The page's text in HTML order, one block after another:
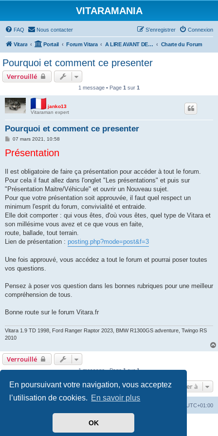
En poursuivant votre navigation, vous acceptez
l’utilisation de cookies. En savoir plus
OK
VITARAMANIA
FAQ Nous contacter Connexion
S’enregistrer
Vitara Portail Forum Vitara A LIRE AVANT DE POSTER Charte du Forum
Pourquoi et comment ce presenter
Verrouillé
1 message • Page 1 sur 1
janko13
Vitaraman expert
Pourquoi et comment ce presenter
M
s
s
e
07 mars 2021, 10:58
Présentation
Il est obligatoire de faire ça présentation pour accéder à tout le forum.
Pour cela il faut allez dans l'onglet "Les présentations" et puis sur
"Présentation Maitre/Véhicule" et ouvrir un Nouveau sujet.
Pour que votre présentation soit approuvée, il faut quel respect un
minimum l'esprit du forum, convivialité et entraide.
Elle doit comporter : qui vous êtes, d'où vous êtes, quel type de Vitara et
son millésime vous avez et ce que vous en faite,
route, ballade, tout terrain.
Lien de présentation : posting.php?mode=post&f=3
Une fois approuvé, vous accédez a tout le forum et pourrai poser toutes
vos questions.
Pensez à poser vos question dans les bonnes rubriques pour une meilleur
compréhension de tous.
Bonne route sur le forum Vitara.fr
Vitara 1.9 TD 1998, Ford Ranger Raptor 2023, BMW R1300GS adventure, Twingo RS
2010
Verrouillé
1 message • Page1sur1
Aller à
UTC+01:00
phpBB ® Forum Software © phpBB Limited
phpBB-fr.com